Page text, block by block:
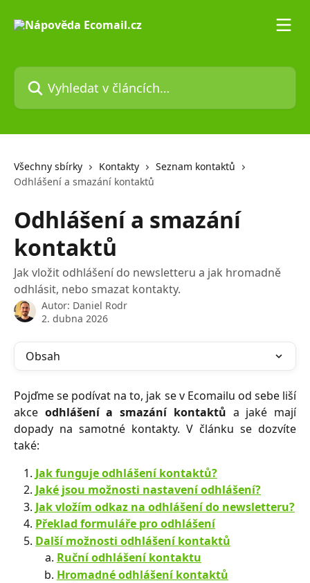
Vyhledat v článcích…
Všechny sbírky Kontakty
Seznam kontaktů
Odhlášení a smazání kontaktů
Odhlášení a smazání
kontaktů
Jak vložit odhlášení do newsletteru a jak hromadně
odhlásit, nebo smazat kontakty.
Autor: Daniel Rodr
2. dubna 2026
Obsah
Pojďme se podívat na to, jak se v Ecomailu od sebe liší
akce odhlášení a smazání kontaktů a jaké mají
dopady na samotné kontakty. V článku se dozvíte
také:
Jak funguje odhlášení kontaktů?
Jaké jsou možnosti nastavení odhlášení?
Jak vložím odkaz na odhlášení do newsletteru?
Překlad formuláře pro odhlášení
Další možnosti odhlášení kontaktů
Ruční odhlášení kontaktu
Hromadné odhlášení kontaktů